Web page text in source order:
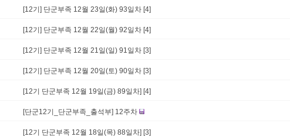
[12기] 단군부족 12월 23일(화) 93일차 [4]
[12기] 단군부족 12월 22일(월) 92일차 [4]
[12기] 단군부족 12월 21일(일) 91일차 [3]
[12기] 단군부족 12월 20일(토) 90일차 [3]
[12기 단군부족 12월 19일(금) 89일차] [4]
[단군12기_단군부족_출석부] 12주차
[12기 단군부족 12월 18일(목) 88일차] [3]